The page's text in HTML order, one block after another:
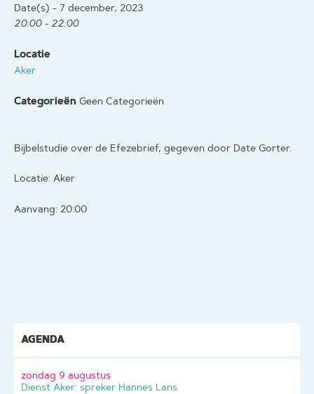
Date(s) - 7 december, 2023
20:00 - 22:00
Locatie
Aker
Categorieën Geen Categorieën
Bijbelstudie over de Efezebrief, gegeven door Date Gorter.
Locatie: Aker
Aanvang: 20:00
AGENDA
zondag 9 augustus
Dienst Aker: spreker Hannes Lans